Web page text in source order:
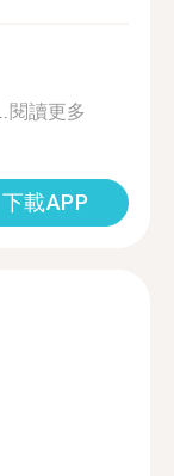
閱讀更多
下載APP